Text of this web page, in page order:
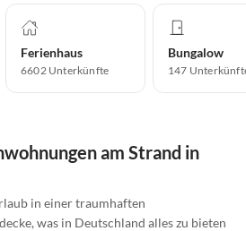
Ferienhaus
6602 Unterkünfte
Bungalow
147
am Strand in
in einer traumhaften
was in Deutschland alles zu bieten